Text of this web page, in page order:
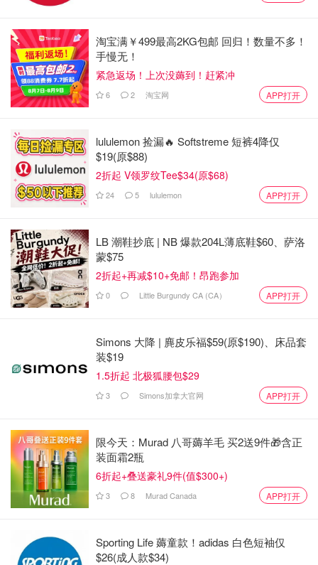
图片来自于Princess Cruises，版权属于原作者
Crew Appreciation船员奖赏是将会加到你船上账户上的每
日额外费用，用于表彰船队中的酒吧、餐饮、娱乐、家政服
务、客户服务、厨房和船上收入区以及娱乐区的船员，感谢
他们为客人的体验做出了贡献。
船员奖赏的每日收费基于客房类别：内舱、海景舱和阳台房
每位乘客$14.50，迷你套房和俱乐部等级套房的每位乘客
$15.50，套房每位乘客$16.50。
4. 我应该穿什么着装？
图片来自于Princess Cruises，版权属于原作者
不同航线航行地区的气候有所差异，应该在出行前查询各停
靠港口的天气状况作为参考。大多数时候都可以自由穿着，
淘宝满￥499最高2KG包邮 回归！数量不多！
手慢无！
紧急返场！上次没薅到！赶紧冲
6 2 淘宝网 APP打开
lululemon 捡漏🔥 Softstreme 短裤4降仅
$19(原$88)
2折起 V领罗纹Tee$34(原$68)
24 5 lululemon APP打开
LB 潮鞋抄底 | NB 爆款204L薄底鞋$60、萨洛
蒙$75
2折起+再减$10+免邮！昂跑参加
0 Little Burgundy CA (CA） APP打开
Simons 大降 | 麂皮乐福$59(原$190)、床品套
装$19
1.5折起 北极狐腰包$29
3 Simons加拿大官网 APP打开
限今天：Murad 八哥薅羊毛 买2送9件🎁含正
装面霜2瓶
6折起+叠送豪礼9件(值$300+)
3 8 Murad Canada APP打开
Sporting Life 薅童款！adidas 白色短袖仅
$26(成人款$34)